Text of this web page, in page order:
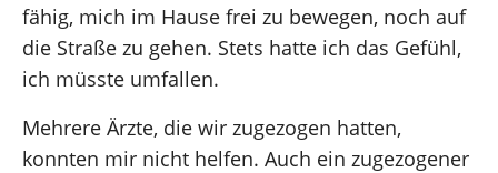
fähig, mich im Hause frei zu bewegen, noch auf
die Straße zu gehen. Stets hatte ich das Gefühl,
ich müsste umfallen.
Mehrere Ärzte, die wir zugezogen hatten,
konnten mir nicht helfen. Auch ein zugezogener